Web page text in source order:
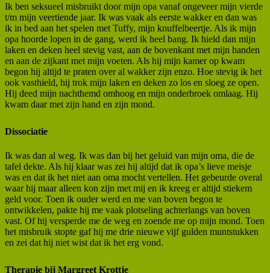
Ik ben seksueel misbruikt door mijn opa vanaf ongeveer mijn vierde
t/m mijn veertiende jaar. Ik was vaak als eerste wakker en dan was
ik in bed aan het spelen met Tuffy, mijn knuffelbeertje. Als ik mijn
opa hoorde lopen in de gang, werd ik heel bang. Ik hield dan mijn
laken en deken heel stevig vast, aan de bovenkant met mijn handen
en aan de zijkant met mijn voeten. Als hij mijn kamer op kwam
begon hij altijd te praten over al wakker zijn enzo. Hoe stevig ik het
ook vasthield, hij trok mijn laken en deken zo los en sloeg ze open.
Hij deed mijn nachthemd omhoog en mijn onderbroek omlaag. Hij
kwam daar met zijn hand en zijn mond.
Dissociatie
Ik was dan al weg. Ik was dan bij het geluid van mijn oma, die de
tafel dekte. Als hij klaar was zei hij altijd dat ik opa’s lieve meisje
was en dat ik het niet aan oma mocht vertellen. Het gebeurde overal
waar hij maar alleen kon zijn met mij en ik kreeg er altijd stiekem
geld voor. Toen ik ouder werd en me van boven begon te
ontwikkelen, pakte hij me vaak plotseling achterlangs van boven
vast. Of hij versperde me de weg en zoende me op mijn mond. Toen
het misbruik stopte gaf hij me drie nieuwe vijf gulden muntstukken
en zei dat hij niet wist dat ik het erg vond.
Therapie bij Margreet Krottje